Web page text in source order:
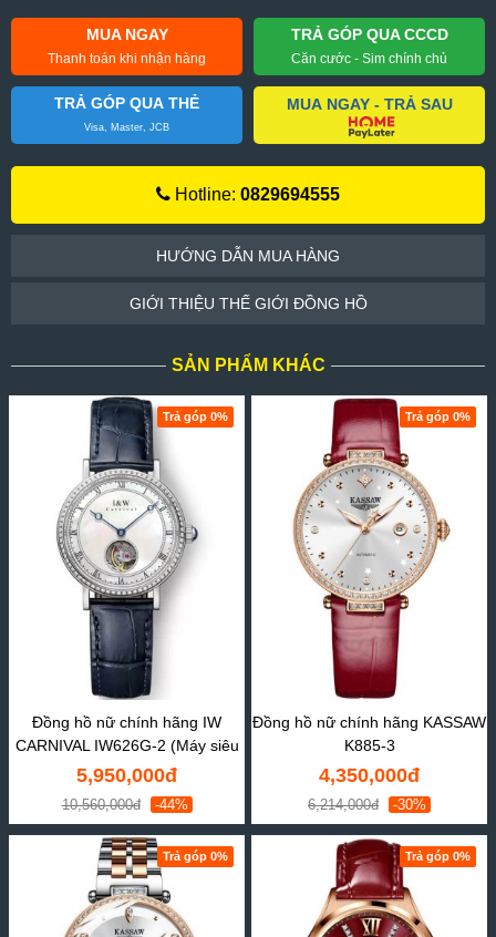
MUA NGAY
Thanh toán khi nhận hàng
TRẢ GÓP QUA CCCD
Căn cước - Sim chính chủ
TRẢ GÓP QUA THẺ
Visa, Master, JCB
MUA NGAY - TRẢ SAU
Hotline: 0829694555
HƯỚNG DẪN MUA HÀNG
GIỚI THIỆU THẾ GIỚI ĐỒNG HỒ
SẢN PHẨM KHÁC
Trả góp 0%
Đồng hồ nữ chính hãng IW
CARNIVAL IW626G-2 (Máy siêu
mỏng)
5,950,000đ
10,560,000đ -44%
Trả góp 0%
Đồng hồ nữ chính hãng KASSAW
K885-3
4,350,000đ
6,214,000đ -30%
Trả góp 0% Trả góp 0%